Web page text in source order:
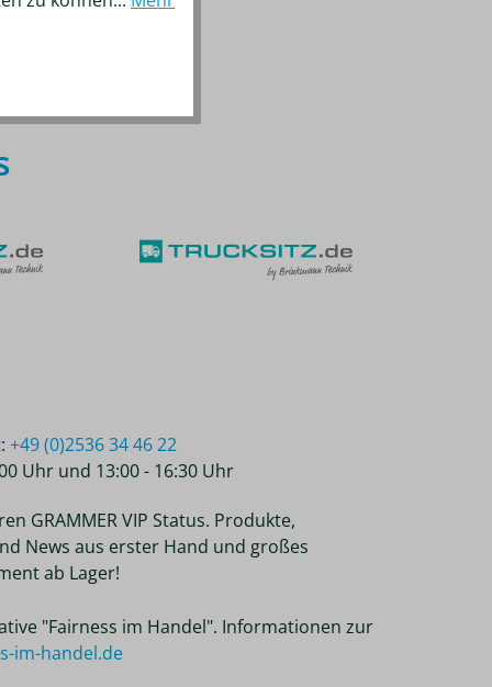
+49 (0)2536 34 46 22
Uhr und 13:00 - 16:30 Uhr
GRAMMER VIP Status. Produkte,
News aus erster Hand und großes
ab Lager!
"Fairness im Handel". Informationen zur
im-handel.de